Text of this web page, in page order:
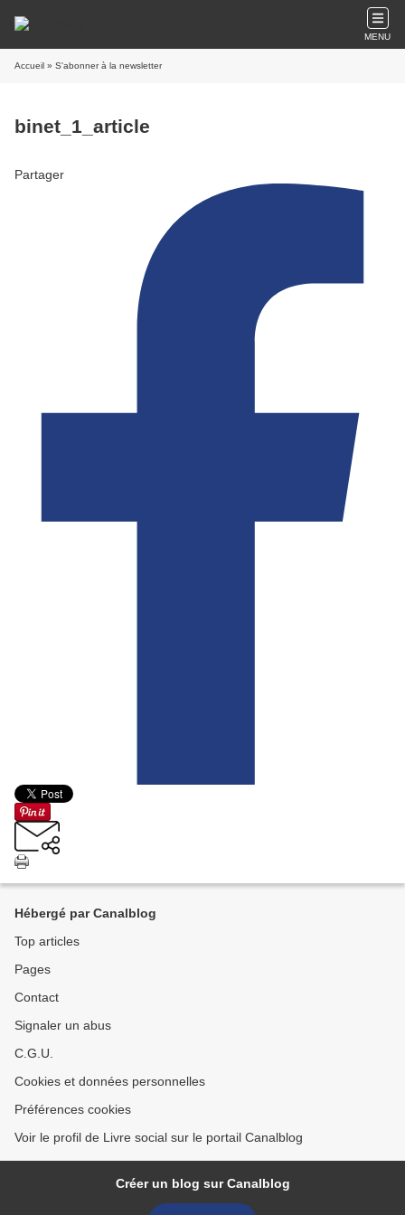
MENU
Accueil » S'abonner à la newsletter
binet_1_article
Partager
Hébergé par Canalblog
Top articles
Pages
Contact
Signaler un abus
C.G.U.
Cookies et données personnelles
Préférences cookies
Voir le profil de Livre social sur le portail Canalblog
Créer un blog sur Canalblog